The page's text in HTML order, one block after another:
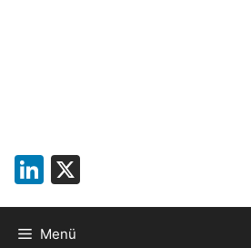
LinkedIn
Menü